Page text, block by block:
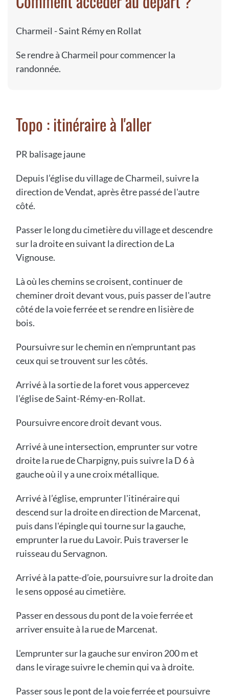
Charmeil - Saint Rémy en Rollat
Se rendre à Charmeil pour commencer la
randonnée.
Topo : itinéraire à l'aller
PR balisage jaune
Depuis l’église du village de Charmeil, suivre la
direction de Vendat, après être passé de l'autre
côté.
Passer le long du cimetière du village et descendre
sur la droite en suivant la direction de La
Vignouse.
Là où les chemins se croisent, continuer de
cheminer droit devant vous, puis passer de l'autre
côté de la voie ferrée et se rendre en lisière de
bois.
Poursuivre sur le chemin en n'empruntant pas
ceux qui se trouvent sur les côtés.
Arrivé à la sortie de la foret vous appercevez
l’église de Saint-Rémy-en-Rollat.
Poursuivre encore droit devant vous.
Arrivé à une intersection, emprunter sur votre
droite la rue de Charpigny, puis suivre la D 6 à
gauche où il y a une croix métallique.
Arrivé à l’église, emprunter l'itinéraire qui
descend sur la droite en direction de Marcenat,
puis dans l'épingle qui tourne sur la gauche,
emprunter la rue du Lavoir. Puis traverser le
ruisseau du Servagnon.
Arrivé à la patte-d’oie, poursuivre sur la droite dan
le sens opposé au cimetière.
Passer en dessous du pont de la voie ferrée et
arriver ensuite à la rue de Marcenat.
L'emprunter sur la gauche sur environ 200 m et
dans le virage suivre le chemin qui va à droite.
Passer sous le pont de la voie ferrée et poursuivre